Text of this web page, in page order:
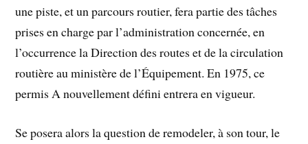
une piste, et un parcours routier, fera partie des tâches
prises en charge par l’administration concernée, en
l’occurrence la Direction des routes et de la circulation
routière au ministère de l’Équipement. En 1975, ce
permis A nouvellement défini entrera en vigueur.
Se posera alors la question de remodeler, à son tour, le